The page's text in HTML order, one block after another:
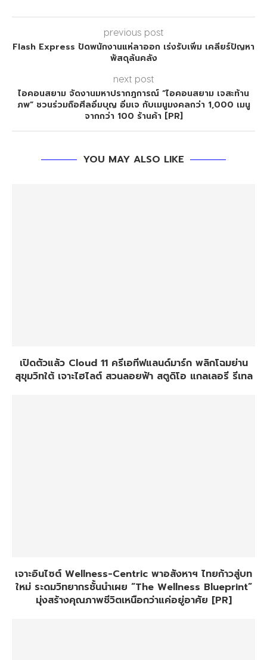
previous post
Flash Express ปัดพนักงานแห่ลาออก เร่งรับเพิ่ม เคลียร์ปัญหา
พัสดุล้นคลัง
next post
ไอคอนสยาม จัดงานมหาปรากฎการณ์ “ไอคอนสยาม เจสะท้าน
ภพ” ชวนร่วมถือศีลอิ่มบุญ อิ่มเจ กับเมนูมงคลกว่า 1,000 เมนู
จากกว่า 100 ร้านค้า [PR]
YOU MAY ALSO LIKE
เปิดตัวแล้ว Cloud 11 ครีเอทีฟแลนด์มาร์ก พลิกโฉมย่าน
สุขุมวิทใต้ เจาะไฮไลต์ สวนลอยฟ้า สตูดิโอ แกลเลอรี รีเทล
เจาะอินไซต์ Wellness-Centric พาอสังหาฯ ไทยก้าวสู่บท
ใหม่ ระดมวิทยากรชั้นนำเผย “The Wellness Blueprint”
มุ่งสร้างคุณภาพชีวิตเหนือกว่าแค่อยู่อาศัย [PR]